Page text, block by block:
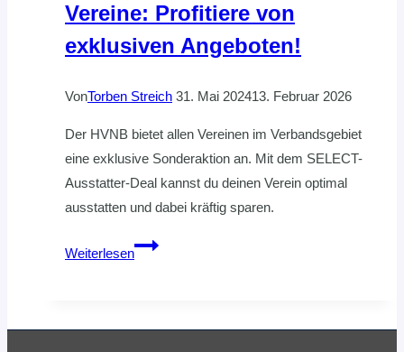
Vereine: Profitiere von
exklusiven Angeboten!
VonTorben Streich 31. Mai 202413. Februar 2026
Der HVNB bietet allen Vereinen im Verbandsgebiet
eine exklusive Sonderaktion an. Mit dem SELECT-
Ausstatter-Deal kannst du deinen Verein optimal
ausstatten und dabei kräftig sparen.
Weiterlesen
SELECT-